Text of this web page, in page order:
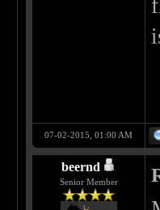
07-02-2015, 01:00 AM
beernd
Senior Member